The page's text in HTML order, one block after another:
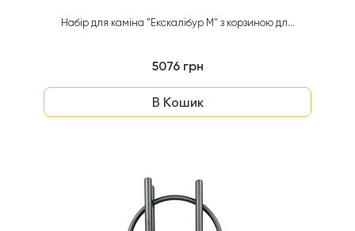
Набір для каміна "Екскалібур М" з корзиною дл...
5076 грн
В Кошик